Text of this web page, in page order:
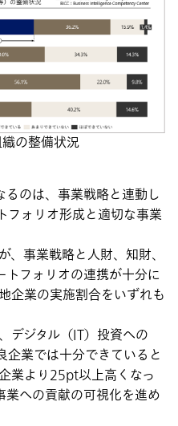
織の整備状況
のは、事業戦略と連動し
フォリオ形成と適切な事業
事業戦略と人財、知財、
トフォリオの連携が十分に
企業の実施割合をいずれも
デジタル（IT）投資への
企業では十分できていると
業より25pt以上高くなっ
への貢献の可視化を進め